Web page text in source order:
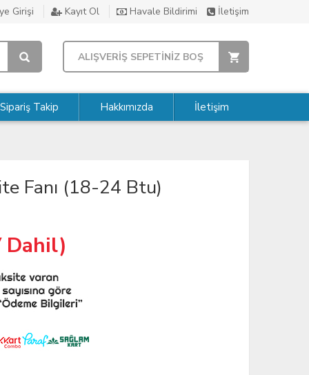
Girişi Kayıt Ol Havale Bildirimi İletişim
ALIŞVERİŞ SEPETİNİZ BOŞ
Sipariş Takip Hakkımızda İletişim
Fanı (18-24 Btu)
Dahil)